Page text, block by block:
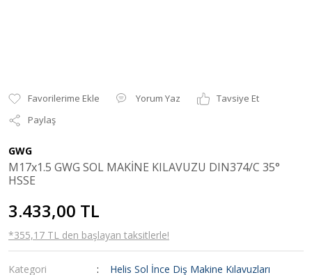
Yorum Yaz
Tavsiye Et
Paylaş
GWG
M17x1.5 GWG SOL MAKİNE KILAVUZU DIN374/C 35°
HSSE
3.433,00 TL
*355,17 TL den başlayan taksitlerle!
Kategori
Helis Sol İnce Diş Makine Kılavuzları